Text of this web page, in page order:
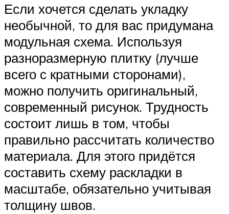
Если хочется сделать укладку
необычной, то для вас придумана
модульная схема. Используя
разноразмерную плитку (лучше
всего с кратными сторонами),
можно получить оригинальный,
современный рисунок. Трудность
состоит лишь в том, чтобы
правильно рассчитать количество
материала. Для этого придётся
составить схему раскладки в
масштабе, обязательно учитывая
толщину швов.